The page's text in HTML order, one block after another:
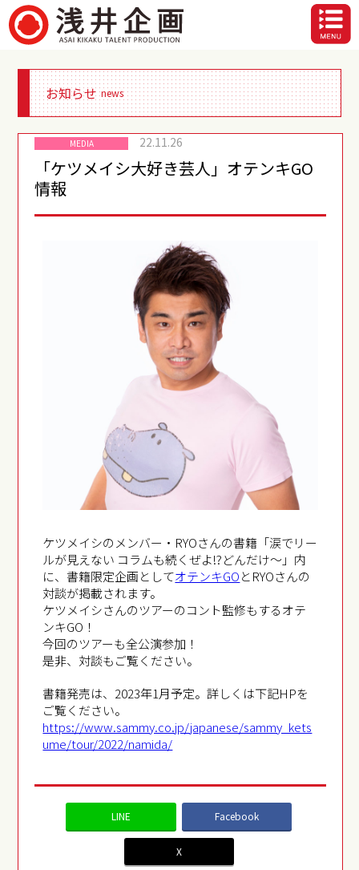
お知らせ news
MEDIA 22.11.26
「ケツメイシ大好き芸人」オテンキGO
情報
ケツメイシのメンバー・RYOさんの書籍「涙でリー
ルが見えない コラムも続くぜよ!?どんだけ～」内
に、書籍限定企画としてオテンキGOとRYOさんの
対談が掲載されます。
ケツメイシさんのツアーのコント監修もするオテ
ンキGO！
今回のツアーも全公演参加！
是非、対談もご覧ください。
書籍発売は、2023年1月予定。詳しくは下記HPを
ご覧ください。
https://www.sammy.co.jp/japanese/sammy_kets
ume/tour/2022/namida/
LINE Facebook
X